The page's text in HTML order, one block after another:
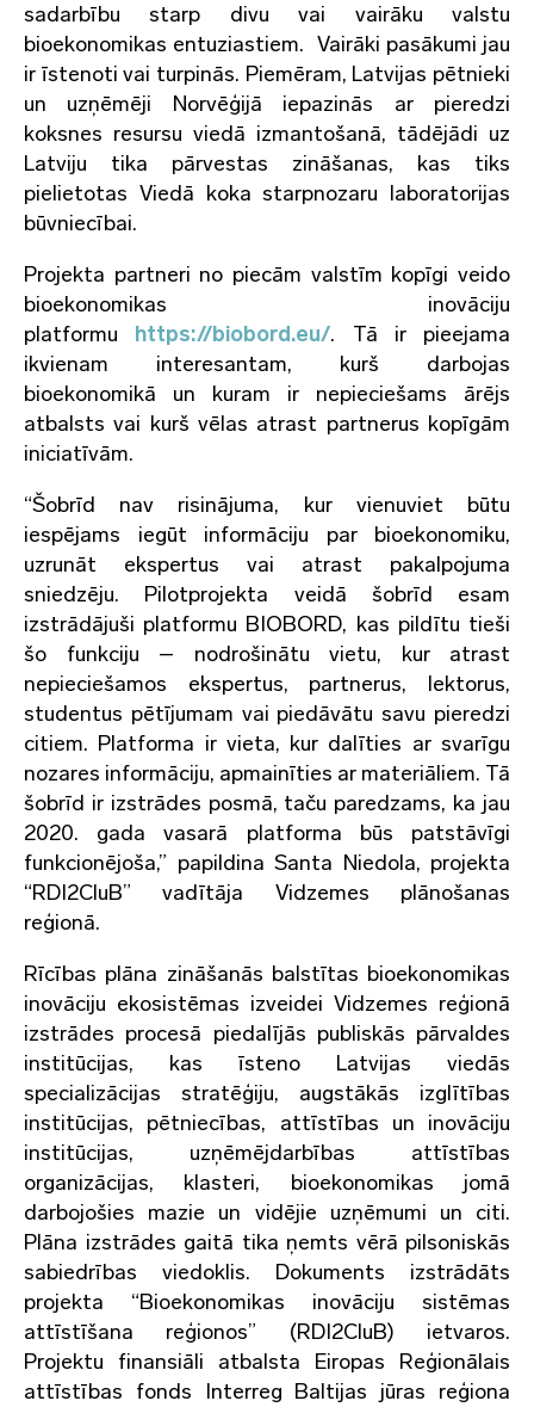
sadarbību starp divu vai vairāku valstu
bioekonomikas entuziastiem. Vairāki pasākumi jau
ir īstenoti vai turpinās. Piemēram, Latvijas pētnieki
un uzņēmēji Norvēģijā iepazinās ar pieredzi
koksnes resursu viedā izmantošanā, tādējādi uz
Latviju tika pārvestas zināšanas, kas tiks
pielietotas Viedā koka starpnozaru laboratorijas
būvniecībai.
Projekta partneri no piecām valstīm kopīgi veido
bioekonomikas inovāciju
platformu https://biobord.eu/. Tā ir pieejama
ikvienam interesantam, kurš darbojas
bioekonomikā un kuram ir nepieciešams ārējs
atbalsts vai kurš vēlas atrast partnerus kopīgām
iniciatīvām.
“Šobrīd nav risinājuma, kur vienuviet būtu
iespējams iegūt informāciju par bioekonomiku,
uzrunāt ekspertus vai atrast pakalpojuma
sniedzēju. Pilotprojekta veidā šobrīd esam
izstrādājuši platformu BIOBORD, kas pildītu tieši
šo funkciju – nodrošinātu vietu, kur atrast
nepieciešamos ekspertus, partnerus, lektorus,
studentus pētījumam vai piedāvātu savu pieredzi
citiem. Platforma ir vieta, kur dalīties ar svarīgu
nozares informāciju, apmainīties ar materiāliem. Tā
šobrīd ir izstrādes posmā, taču paredzams, ka jau
2020. gada vasarā platforma būs patstāvīgi
funkcionējoša,” papildina Santa Niedola, projekta
“RDI2CluB” vadītāja Vidzemes plānošanas
reģionā.
Rīcības plāna zināšanās balstītas bioekonomikas
inovāciju ekosistēmas izveidei Vidzemes reģionā
izstrādes procesā piedalījās publiskās pārvaldes
institūcijas, kas īsteno Latvijas viedās
specializācijas stratēģiju, augstākās izglītības
institūcijas, pētniecības, attīstības un inovāciju
institūcijas, uzņēmējdarbības attīstības
organizācijas, klasteri, bioekonomikas jomā
darbojošies mazie un vidējie uzņēmumi un citi.
Plāna izstrādes gaitā tika ņemts vērā pilsoniskās
sabiedrības viedoklis. Dokuments izstrādāts
projekta “Bioekonomikas inovāciju sistēmas
attīstīšana reģionos” (RDI2CluB) ietvaros.
Projektu finansiāli atbalsta Eiropas Reģionālais
attīstības fonds Interreg Baltijas jūras reģiona